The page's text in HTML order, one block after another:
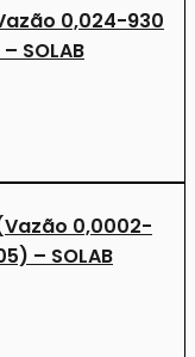
0,024-930
SOLAB
(Vazão 0,0002-
– SOLAB